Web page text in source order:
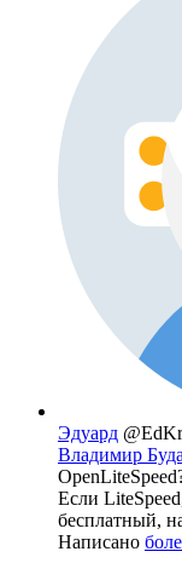
Эдуард
Владимир
Если
бесплатный,
Написано